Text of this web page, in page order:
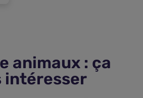
animaux : ça
intéresser